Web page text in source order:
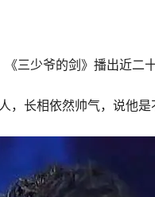
三少爷的剑》播出近二
长相依然帅气，说他是